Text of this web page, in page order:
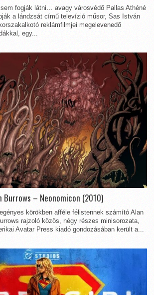
fogják látni… avagy városvédő Pallas Athéné
a lándzsát című televízió műsor, Sas István
reklámfilmjei megelevenedő
egy...
Burrows – Neonomicon (2010)
körökben afféle félistennek számító Alan
rajzoló közös, négy részes minisorozata,
Avatar Press kiadó gondozásában került a...